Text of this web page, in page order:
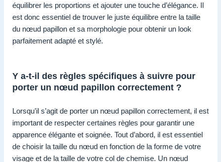
équilibrer les proportions et ajouter une touche d’élégance. Il
est donc essentiel de trouver le juste équilibre entre la taille
du nœud papillon et sa morphologie pour obtenir un look
parfaitement adapté et stylé.
Y a-t-il des règles spécifiques à suivre pour
porter un nœud papillon correctement ?
Lorsqu’il s’agit de porter un nœud papillon correctement, il est
important de respecter certaines règles pour garantir une
apparence élégante et soignée. Tout d’abord, il est essentiel
de choisir la taille du nœud en fonction de la forme de votre
visage et de la taille de votre col de chemise. Un nœud